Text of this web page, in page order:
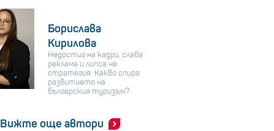
Борислава
Кирилова
Недостиг на кадри, слаба
реклама и липса на
стратегия: Какво спира
развитието на
българския туризъм?
Вижте още автори